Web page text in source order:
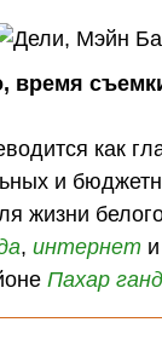
время
как
и
жизни
,интернет
Пахар